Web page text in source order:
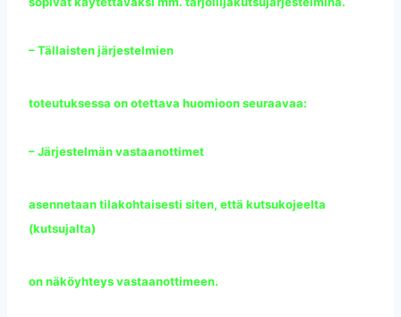
– Tällaisten järjestelmien
toteutuksessa on otettava huomioon seuraavaa:
– Järjestelmän vastaanottimet
asennetaan tilakohtaisesti siten, että kutsukojeelta
(kutsujalta)
on näköyhteys vastaanottimeen.